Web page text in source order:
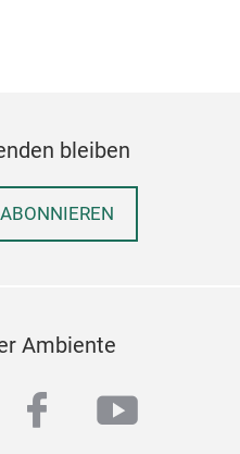
bleiben
Ambiente
facebook